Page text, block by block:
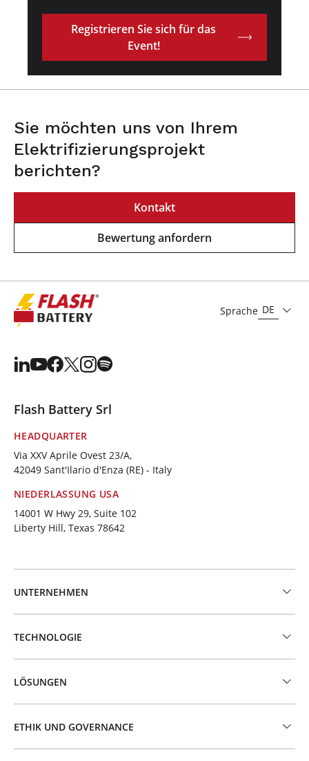
Registrieren Sie sich für das
Event!
Sie möchten uns von Ihrem
Elektrifizierungsprojekt
berichten?
Kontakt
Bewertung anfordern
Sprache DE
Flash Battery Srl
HEADQUARTER
Via XXV Aprile Ovest 23/A,
42049 Sant'Ilario d'Enza (RE) - Italy
NIEDERLASSUNG USA
14001 W Hwy 29, Suite 102
Liberty Hill, Texas 78642
UNTERNEHMEN
TECHNOLOGIE
LÖSUNGEN
ETHIK UND GOVERNANCE